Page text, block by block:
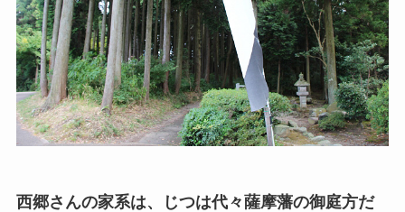
西郷さんの家系は、じつは代々薩摩藩の御庭方だ